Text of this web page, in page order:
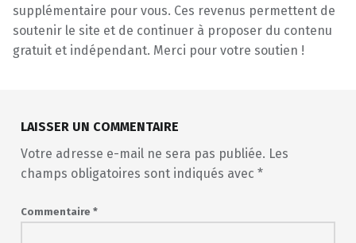
supplémentaire pour vous. Ces revenus permettent de
soutenir le site et de continuer à proposer du contenu
gratuit et indépendant. Merci pour votre soutien !
LAISSER UN COMMENTAIRE
Votre adresse e-mail ne sera pas publiée. Les
champs obligatoires sont indiqués avec *
Commentaire *